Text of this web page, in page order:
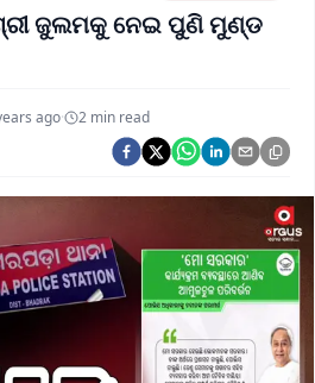
Health Connect
Chalo Dekhein Apna Desh
ଜୁଲମକୁ ନେଇ ପୁଣି ମୁଣ୍ଡ
ago· 2 min read